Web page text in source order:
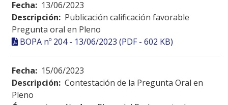
Fecha: 13/06/2023
Descripción: Publicación calificación favorable
Pregunta oral en Pleno
BOPA nº 204 - 13/06/2023 (PDF - 602 KB)
Fecha: 15/06/2023
Descripción: Contestación de la Pregunta Oral en
Pleno